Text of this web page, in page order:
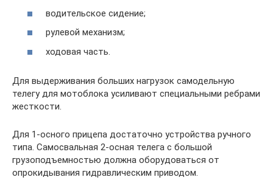
водительское сидение;
рулевой механизм;
ходовая часть.
Для выдерживания больших нагрузок самодельную
телегу для мотоблока усиливают специальными ребрами
жесткости.
Для 1-осного прицепа достаточно устройства ручного
типа. Самосвальная 2-осная телега с большой
грузоподъемностью должна оборудоваться от
опрокидывания гидравлическим приводом.